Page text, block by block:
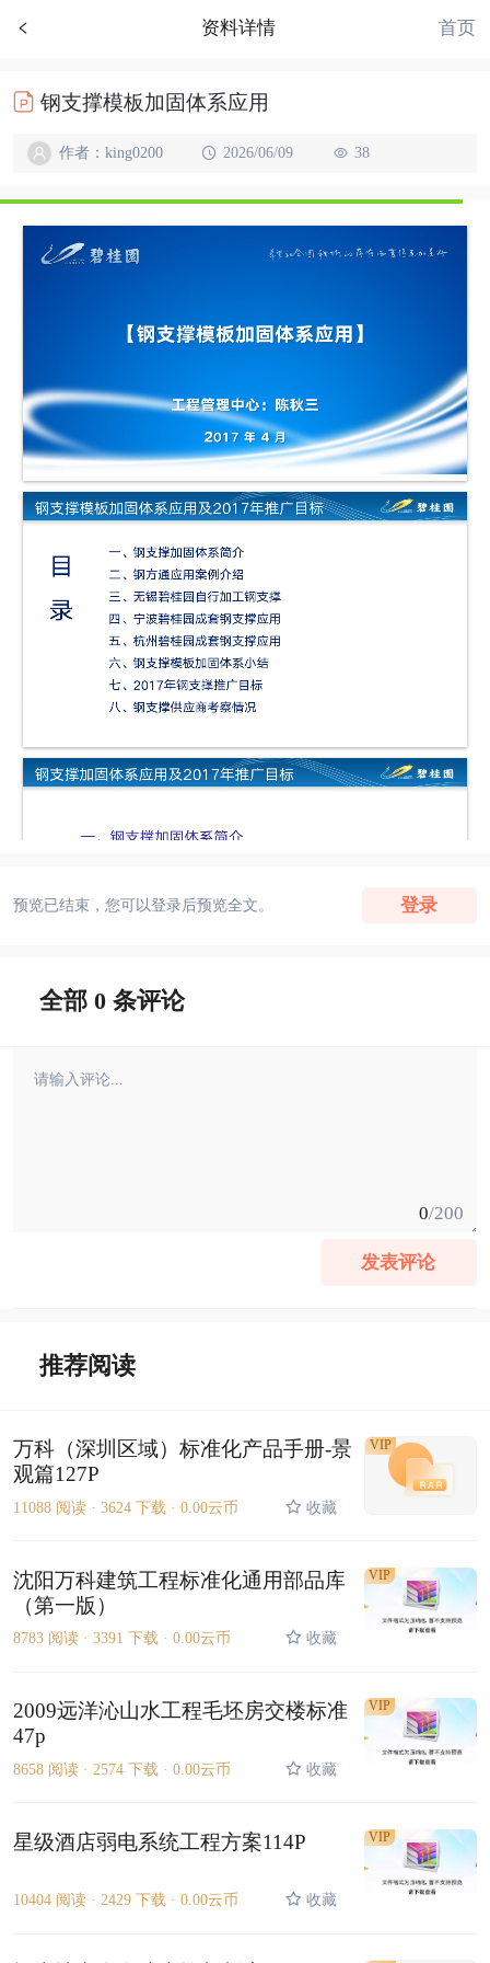
资料详情 首页
钢支撑模板加固体系应用
作者：king0200 2026/06/09 38
预览已结束，您可以登录后预览全文。 登录
全部 0 条评论
0/200
发表评论
推荐阅读
万科（深圳区域）标准化产品手册-景
观篇127P
11088 阅读 · 3624 下载 · 0.00云币 收藏
VIP
沈阳万科建筑工程标准化通用部品库
（第一版）
8783 阅读 · 3391 下载 · 0.00云币 收藏
VIP
2009远洋沁山水工程毛坯房交楼标准
47p
8658 阅读 · 2574 下载 · 0.00云币 收藏
VIP
星级酒店弱电系统工程方案114P
10404 阅读 · 2429 下载 · 0.00云币 收藏
VIP